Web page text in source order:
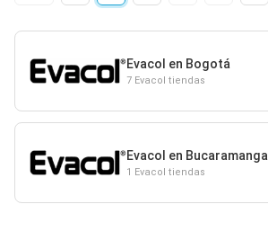
Evacol en Bogotá
7 Evacol tiendas
Evacol en Bucaramanga
1 Evacol tiendas